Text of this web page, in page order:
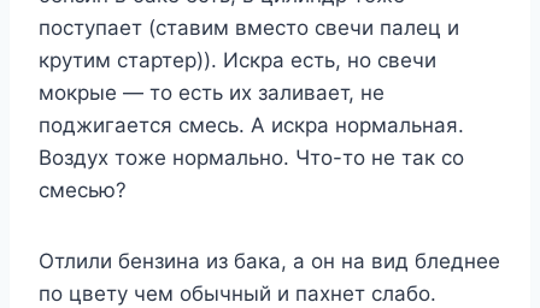
поступает (ставим вместо свечи палец и
крутим стартер)). Искра есть, но свечи
мокрые — то есть их заливает, не
поджигается смесь. А искра нормальная.
Воздух тоже нормально. Что-то не так со
смесью?
Отлили бензина из бака, а он на вид бледнее
по цвету чем обычный и пахнет слабо.